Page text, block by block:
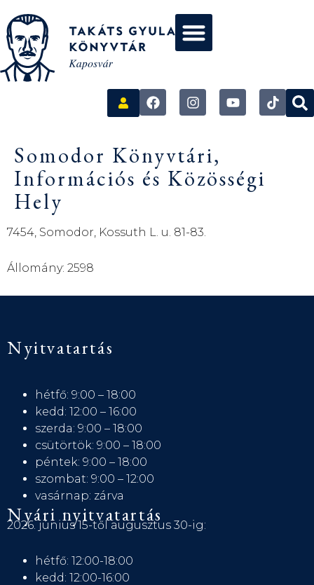
Somodor Könyvtári,
Információs és Közösségi
Hely
7454, Somodor, Kossuth L. u. 81-83.
Állomány: 2598
Nyitvatartás
hétfő: 9:00 – 18:00
kedd: 12:00 – 16:00
szerda: 9:00 – 18:00
csütörtök: 9:00 – 18:00
péntek: 9:00 – 18:00
szombat: 9:00 – 12:00
vasárnap: zárva
Nyári nyitvatartás
2026. június 15-től augusztus 30-ig:
hétfő: 12:00-18:00
kedd: 12:00-16:00